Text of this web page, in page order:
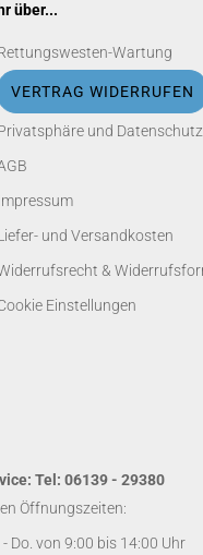
über...
Wartung
VERTRAG WIDERRUFEN
und Datenschutz
und Versandkosten
&
Einstellungen
Tel: 06139 - 29380
Öffnungszeiten:
- Do. von 9:00 bis 14:00 Uhr